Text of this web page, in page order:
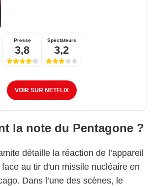
Presse
3,8
Spectateurs
3,2
VOIR SUR NETFLIX
la note du Pentagone ?
détaille la réaction de l’appareil
au tir d'un missile nucléaire en
Dans l’une des scènes, le